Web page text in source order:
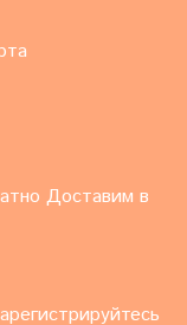
Доставим в